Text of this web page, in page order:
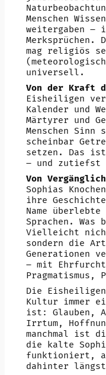
Menschen
weitergaben –
Merksprüchen.
mag religiös
universell.
Von der Kraft
Eisheiligen
Kalender und
Märtyrer und
Menschen
scheinbar
setzen. Das
– und zutiefst
Von
Sophias
ihre
Name
Sprachen. Was
Vielleicht
sondern die
Generationen
– mit
Pragmatismus,
Die
Kultur immer
ist: Glauben,
Irrtum,
manchmal ist
die kalte
funktioniert,
dahinter längst